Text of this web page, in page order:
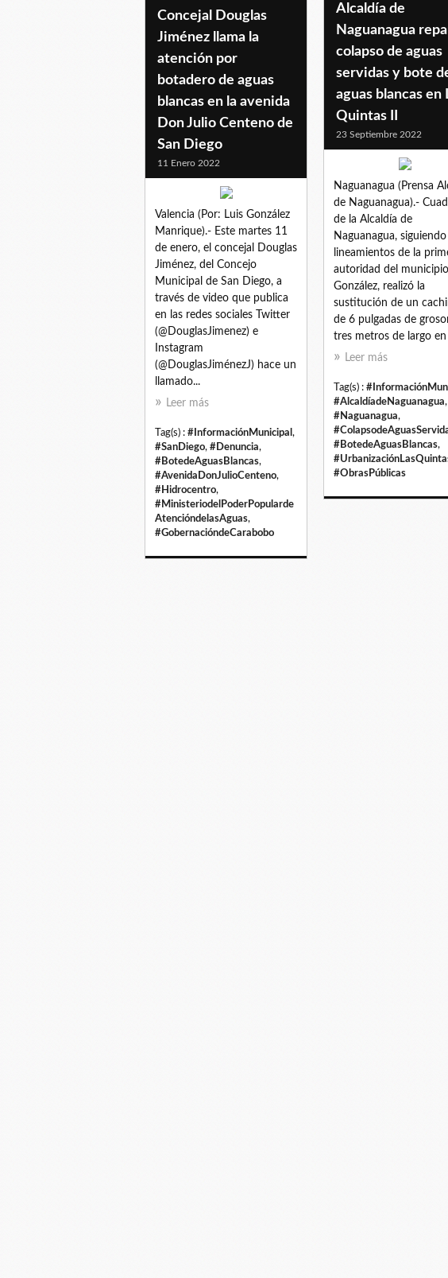
Alcaldía de
Naguanagua
colapso de aguas
servidas y bote
aguas blancas en
Quintas II
23 Septiembre 2022
Naguanagua (Prensa
de Naguanagua).-
de la Alcaldía de
Naguanagua, siguiendo
lineamientos de la
autoridad del
González, realizó la
sustitución de un
de 6 pulgadas de
tres metros de largo en
Leer más
Tag(s) :
#AlcaldíadeNaguanagua,
#Naguanagua,
#BotedeAguasBlancas,
#ObrasPúblicas
Concejal Douglas
Jiménez llama la
atención por
botadero de aguas
blancas en la avenida
Don Julio Centeno de
San Diego
11 Enero 2022
Valencia (Por: Luis González
Manrique).- Este martes 11
de enero, el concejal Douglas
Jiménez, del Concejo
Municipal de San Diego, a
través de video que publica
en las redes sociales Twitter
(@DouglasJimenez) e
Instagram
(@DouglasJiménezJ) hace un
llamado...
Leer más
Tag(s) : #InformaciónMunicipal ,
#SanDiego, #Denuncia,
#BotedeAguasBlancas,
#AvenidaDonJulioCenteno,
#Hidrocentro,
#MinisteriodelPoderPopularde
AtencióndelasAguas,
#GobernacióndeCarabobo